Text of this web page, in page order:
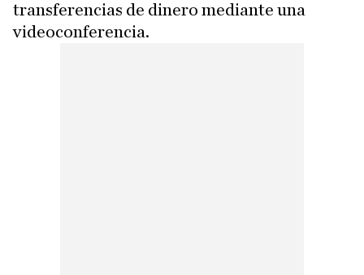
transferencias de dinero mediante una
videoconferencia.